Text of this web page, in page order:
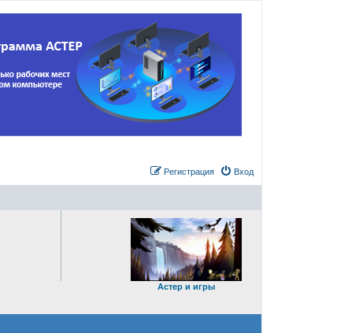
Вход
Регистрация
Астер и игры